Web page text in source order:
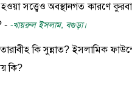
সত্ত্বেও অবস্থানগত কারণে
- -খায়রুল ইসলাম, বগুড়া।
কি সুন্নাত? ইসলামিক
কি?